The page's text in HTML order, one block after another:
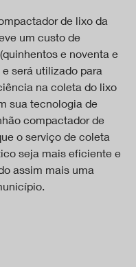
de lixo da
um custo de
e noventa e
será utilizado para
na coleta do lixo
sua tecnologia de
compactador de
o serviço de coleta
seja mais eficiente e
assim mais uma